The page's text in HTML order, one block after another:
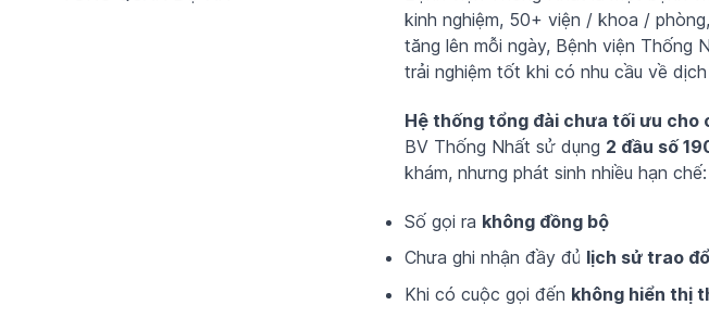
kinh nghiệm, 50+ viện / khoa /
tăng lên mỗi ngày, Bệnh viện Thống
trải nghiệm tốt khi có nhu cầu về
Hệ thống tổng đài chưa tối ưu cho
BV Thống Nhất sử dụng 2 đầu số
khám, nhưng phát sinh nhiều hạn chế:
Số gọi ra không đồng bộ
Chưa ghi nhận đầy đủ lịch sử trao
Khi có cuộc gọi đến không hiển thị